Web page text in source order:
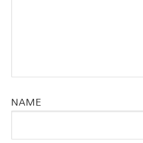
NAME